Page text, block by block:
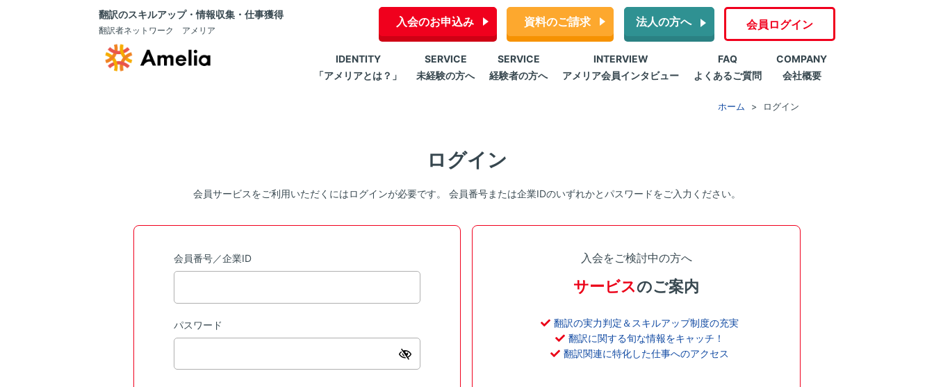
翻訳のスキルアップ・情報収集・仕事獲得
翻訳者ネットワーク アメリア
入会のお申込み 資料のご請求 法人の方へ 会員ログイン
IDENTITY
「アメリアとは？」
SERVICE
未経験の方へ
SERVICE
経験者の方へ
INTERVIEW
アメリア会員インタビュー
FAQ
よくあるご質問
COMPANY
会社概要
ホーム ログイン
ログイン
会員サービスをご利用いただくにはログインが必要です。 会員番号または企業IDのいずれかとパスワードをご入力ください。
会員番号／企業ID
パスワード
入会をご検討中の方へ
サービスのご案内
翻訳の実力判定＆スキルアップ制度の充実
翻訳に関する旬な情報をキャッチ！
翻訳関連に特化した仕事へのアクセス